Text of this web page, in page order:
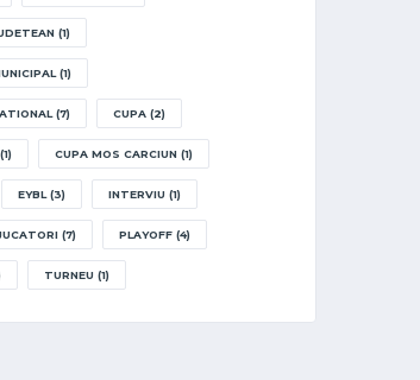
(1)
(1)
(7) CUPA(2)
CUPA MOS CARCIUN (1)
EYBL(3) INTERVIU (1)
(7) PLAYOFF(4)
TURNEU (1)